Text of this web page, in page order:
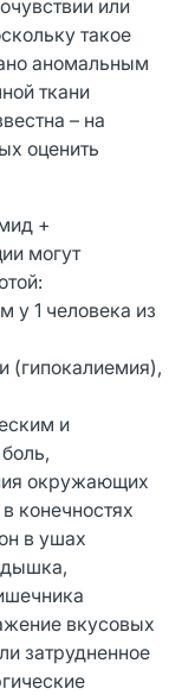
или
такое
аномальным
ткани
– на
оценить
+
могут
у 1 человека из
(гипокалиемия),
и
окружающих
конечностях
в ушах
вкусовых
затрудненное